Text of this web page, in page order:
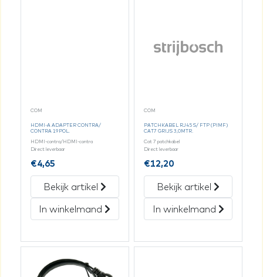
COM
HDMI-A ADAPTER CONTRA/
CONTRA 19POL.
HDMI-contra/HDMI-contra
Direct leverbaar
€4,65
Bekijk artikel
In winkelmand
COM
PATCHKABEL RJ45 S/ FTP (PIMF)
CAT7 GRIJS 3,0MTR.
Cat 7 patchkabel
Direct leverbaar
€12,20
Bekijk artikel
In winkelmand